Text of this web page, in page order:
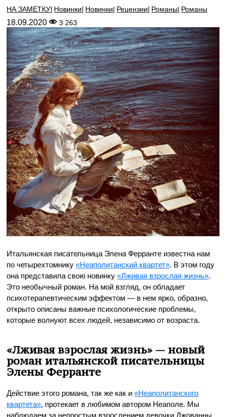
НА ЗАМЕТКУ Новинки Новинки Рецензии Романы Романы
18.09.2020 3 263
Итальянская писательница Элена Ферранте известна нам
по четырехтомнику«Неаполитанский квартет». В этом году
она представила свою новинку«Лживая взрослая жизнь».
Это необычный роман. На мой взгляд, он обладает
психотерапевтическим эффектом — в нем ярко, образно,
открыто описаны важные психологические проблемы,
которые волнуют всех людей, независимо от возраста.
«Лживая взрослая жизнь» — новый
роман итальянской писательницы
Элены Ферранте
Действие этого романа, так же как и«Неаполитанского
квартета», протекает в любимом автором Неаполе. Мы
наблюдаем за непростым взрослением девочки Джованны.